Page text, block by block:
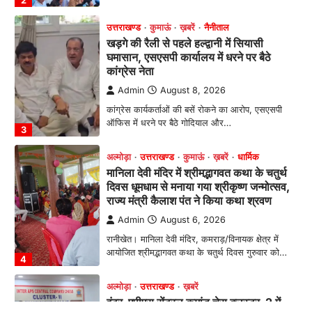
4
अल्मोड़ा उत्तराखण्ड कुमाऊं ख़बरें
मानिला देवी मंदिर में श्रीमद्भागवत कथा के चतुर्थ
दिवस धूमधाम से मनाया गया श्रीकृष्ण जन्मोत्सव,
राज्य मंत्री कैलाश पंत ने किया कथा श्रवण
Admin August 6, 2026
रानीखेत। मानिला देवी मंदिर, कमराड़/विनायक क्षेत्र में
आयोजित श्रीमद्भागवत कथा के चतुर्थ दिवस गुरुवार को…
1
अल्मोड़ा उत्तराखण्ड ख़बरें
इंटर-एपीएस सेंट्रल कमांड चेस क्लस्टर-2 में
याग्यिका कुंद्रा ने लहराया परचम, अंडर-14 वर्ग
में हासिल किया प्रथम स्थान
Admin August 8, 2026
रानीखेत। आर्मी पब्लिक स्कूल रानीखेत की प्रतिभाशाली
छात्रा याग्यिका कुंद्रा ने अपनी शानदार शतरंज प्रतिभा…
उत्तराखण्ड कुमाऊं ख़बरें
हल्द्वानी में खड़गे का हुंकार, नौकरियों से लेकर